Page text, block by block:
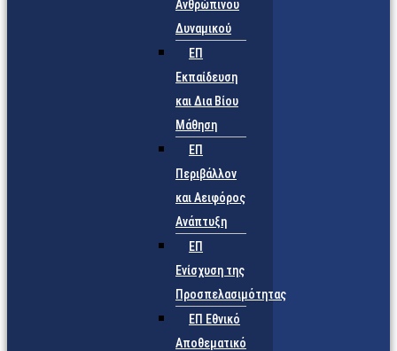
Ανθρώπινου
Δυναμικού
ΕΠ
Εκπαίδευση
και Δια Βίου
Μάθηση
ΕΠ
Περιβάλλον
και Αειφόρος
Ανάπτυξη
ΕΠ
Ενίσχυση της
Προσπελασιμότητας
ΕΠ Εθνικό
Αποθεματικό